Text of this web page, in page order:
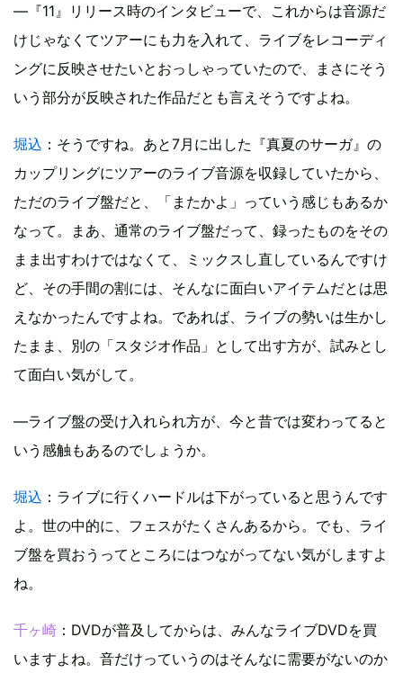
―『11』リリース時のインタビューで、これからは音源だ
けじゃなくてツアーにも力を入れて、ライブをレコーディ
ングに反映させたいとおっしゃっていたので、まさにそう
いう部分が反映された作品だとも言えそうですよね。
堀込 ：そうですね。あと7月に出した『真夏のサーガ』の
カップリングにツアーのライブ音源を収録していたから、
ただのライブ盤だと、「またかよ」っていう感じもあるか
なって。まあ、通常のライブ盤だって、録ったものをその
まま出すわけではなくて、ミックスし直しているんですけ
ど、その手間の割には、そんなに面白いアイテムだとは思
えなかったんですよね。であれば、ライブの勢いは生かし
たまま、別の「スタジオ作品」として出す方が、試みとし
て面白い気がして。
―ライブ盤の受け入れられ方が、今と昔では変わってると
いう感触もあるのでしょうか。
堀込 ：ライブに行くハードルは下がっていると思うんです
よ。世の中的に、フェスがたくさんあるから。でも、ライ
ブ盤を買おうってところにはつながってない気がしますよ
ね。
千ヶ崎 ：DVDが普及してからは、みんなライブDVDを買
いますよね。音だけっていうのはそんなに需要がないのか